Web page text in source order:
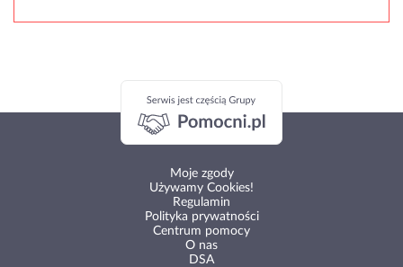
Moje zgody
Używamy Cookies!
Regulamin
Polityka prywatności
Centrum pomocy
O nas
DSA